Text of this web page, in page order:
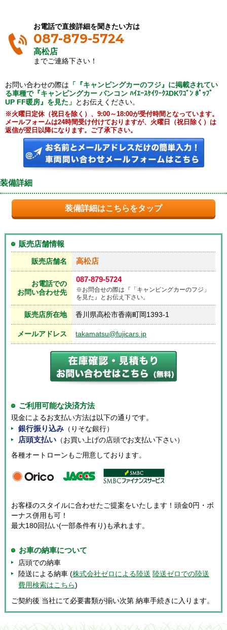
お電話で直接詳細を聞きたい方は
087-879-5724
高松店
までご連絡下さい！
お問い合わせの際は 「『キャンピングカーのフジ』に掲載されてい
る車種で『キャンピングカー バンコン ﾊｲｴｰｽｹｲﾜｰｸｽDKﾜｺﾞﾝ ﾎﾟｯﾌﾟ
UP FF暖房』を見た」 とお伝えください。
※火曜日定休（祝日を除く）、9:00～18:00が受付時間となっています。
メールフォームは24時間受け付けておりますが、火曜日（祝日除く）は
返信が翌日以降になります。ご了承下さい。
装備詳細
装備詳細はこちらをタップ
販売店舗情報
販売店舗名 高松店
お電話での
お問い合わせ先
087-879-5724
※お問合せの際は『「キャンピングカーのフジ」
を見た』とお伝え下さい。
販売店所在地 香川県高松市香南町岡1393-1
メールアドレス takamatsu@fujicars.jp
ご利用可能な決済方法
現金によるお支払い方法は以下の通りです。
銀行振り込み （りそな銀行）
店頭支払い （お買い上げの店頭でお支払い下さい）
各種オートローンもご用意しております。
お客様のスタイルに合わせたご提案をいたします！頭金0円・ボ
ーナス併用も可！
最大180回払い(一部条件有り)も承れます。
お車の納車について
店頭での納車
陸送による納車 (株式会社ゼロによる陸送 陸送ゼロでの陸送
費用検索はこちら)
ご契約後 当社にて必要書類が揃い次第 納車手続きに入ります。